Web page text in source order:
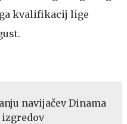
kvalifikacij lige
navijačev Dinama